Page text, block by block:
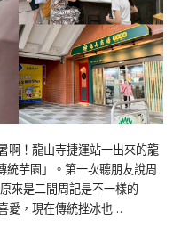
啊！龍山寺捷運站一出來的龍
芋園」。第一次聽朋友說周
來是二間周記是不一樣的
愛，現在傳統挫冰也…